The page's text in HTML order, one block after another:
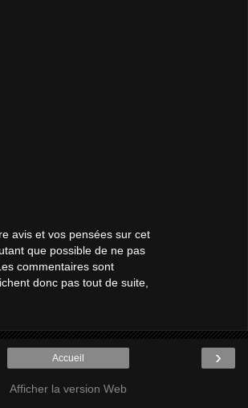
avis et vos pensées sur cet
que possible de ne pas
commentaires sont
donc pas tout de suite,
›
Accueil
Afficher la version Web